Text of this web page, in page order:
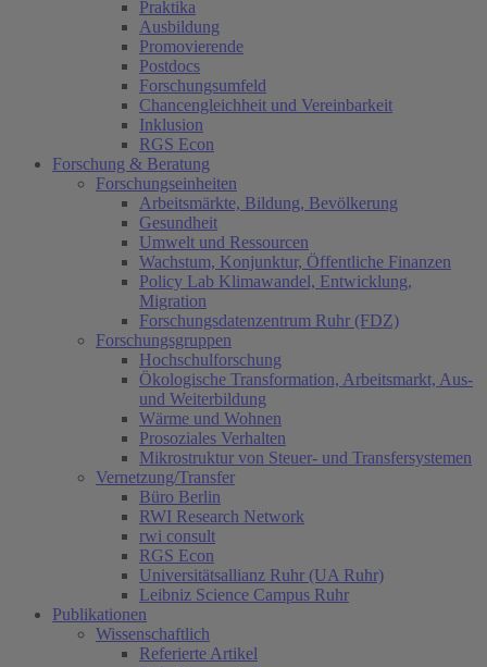
Praktika
Ausbildung
Promovierende
Postdocs
Forschungsumfeld
Chancengleichheit und Vereinbarkeit
Inklusion
RGS Econ
Forschung & Beratung
Forschungseinheiten
Arbeitsmärkte, Bildung, Bevölkerung
Gesundheit
Umwelt und Ressourcen
Wachstum, Konjunktur, Öffentliche Finanzen
Policy Lab Klimawandel, Entwicklung,
Migration
Forschungsdatenzentrum Ruhr (FDZ)
Forschungsgruppen
Hochschulforschung
Ökologische Transformation, Arbeitsmarkt, Aus-
und Weiterbildung
Wärme und Wohnen
Prosoziales Verhalten
Mikrostruktur von Steuer- und Transfersystemen
Vernetzung/Transfer
Büro Berlin
RWI Research Network
rwi consult
RGS Econ
Universitätsallianz Ruhr (UA Ruhr)
Leibniz Science Campus Ruhr
Publikationen
Wissenschaftlich
Referierte Artikel